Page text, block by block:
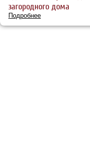
загородного дома
Подробнее